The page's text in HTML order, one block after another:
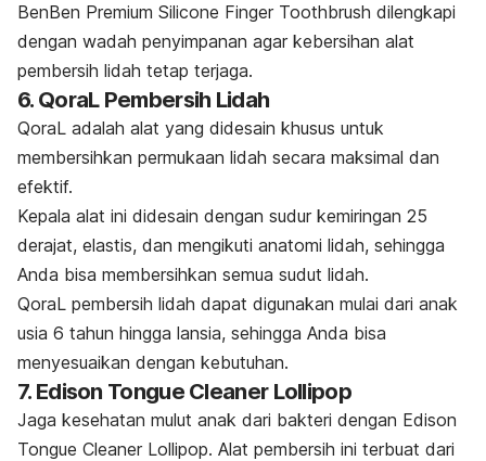
BenBen Premium Silicone Finger Toothbrush dilengkapi
dengan wadah penyimpanan agar kebersihan alat
pembersih lidah tetap terjaga.
6. QoraL Pembersih Lidah
QoraL adalah alat yang didesain khusus untuk
membersihkan permukaan lidah secara maksimal dan
efektif.
Kepala alat ini didesain dengan sudur kemiringan 25
derajat, elastis, dan mengikuti anatomi lidah, sehingga
Anda bisa membersihkan semua sudut lidah.
QoraL pembersih lidah dapat digunakan mulai dari anak
usia 6 tahun hingga lansia, sehingga Anda bisa
menyesuaikan dengan kebutuhan.
7. Edison Tongue Cleaner Lollipop
Jaga kesehatan mulut anak dari bakteri dengan Edison
Tongue Cleaner Lollipop. Alat pembersih ini terbuat dari